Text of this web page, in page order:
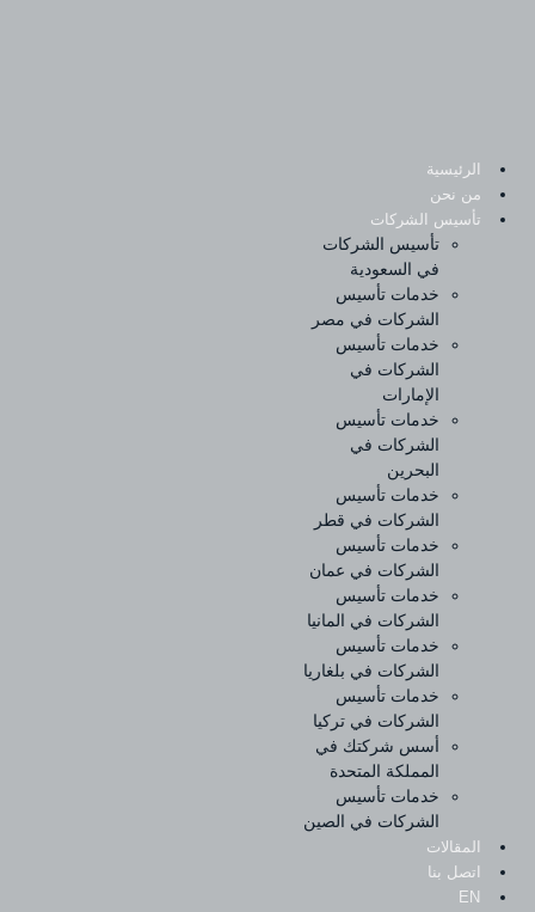
الرئيسية
من نحن
تأسيس الشركات
تأسيس الشركات
في السعودية
خدمات تأسيس
الشركات في مصر
خدمات تأسيس
الشركات في
الإمارات
خدمات تأسيس
الشركات في
البحرين
خدمات تأسيس
الشركات في قطر
خدمات تأسيس
الشركات في عمان
خدمات تأسيس
الشركات في المانيا
خدمات تأسيس
الشركات في بلغاريا
خدمات تأسيس
الشركات في تركيا
أسس شركتك في
المملكة المتحدة
خدمات تأسيس
الشركات في الصين
المقالات
اتصل بنا
EN